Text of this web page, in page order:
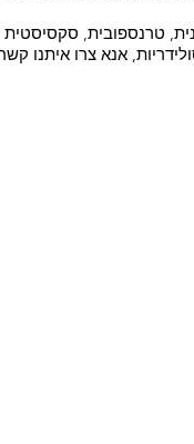
טרנספובית,
אנא צרו איתנו